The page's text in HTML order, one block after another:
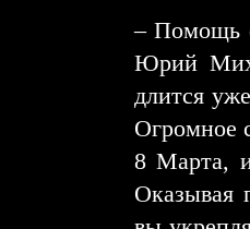
– Помощь
Юрий
длится
Огромное
8 Марта,
Оказывая